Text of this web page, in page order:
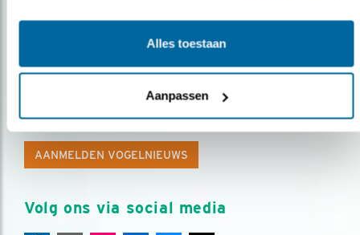
Alles toestaan
Aanpassen
Op de hoogte blijven?
Meld je aan en ontvang nieuws, inspiratie, acties en tips
AANMELDEN VOGELNIEUWS
Volg ons via social media